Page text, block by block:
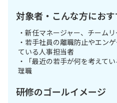
対象者・こんな方におす
・新任マネージャー、チーム
・若手社員の離職防止やエン
ている人事担当者
・「最近の若手が何を考えて
理職
研修のゴールイメージ